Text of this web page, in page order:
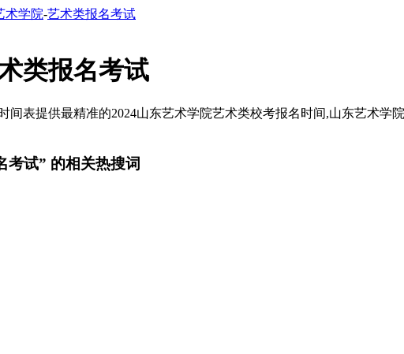
术学院-艺术类报名考试
类报名考试
间表提供最精准的2024山东艺术学院艺术类校考报名时间,山东艺术
考试” 的相关热搜词